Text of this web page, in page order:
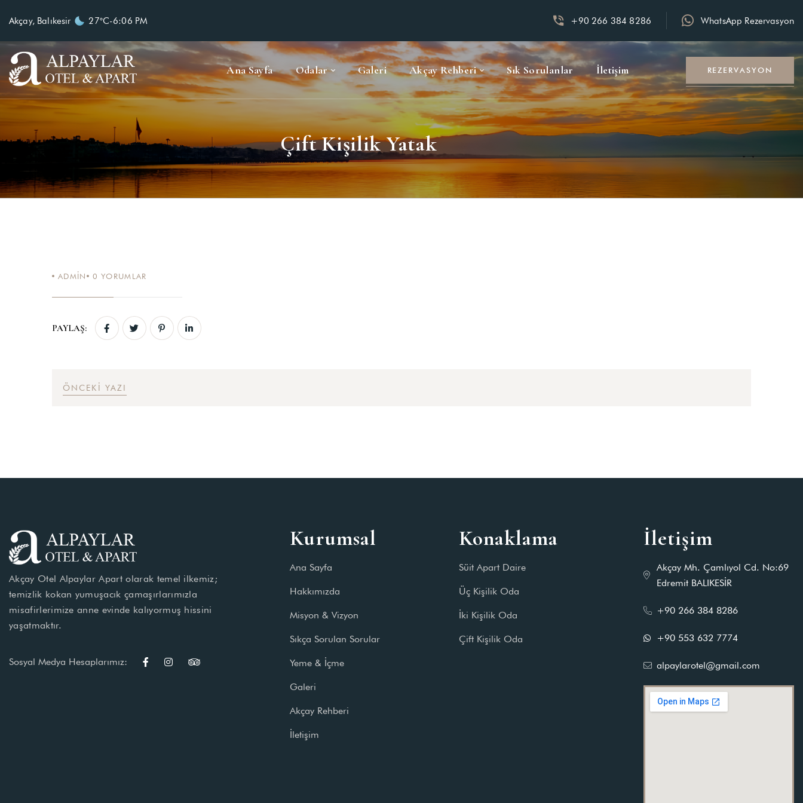
Akçay, Balıkesir 27°C-6:06 PM +90 266 384 8286 WhatsApp Rezervasyon
Ana Sayfa Odalar Galeri Akçay Rehberi Sık Sorulanlar İletişim REZERVASYON
Çift Kişilik Yatak
ADMIN 0 YORUMLAR
PAYLAŞ:
ÖNCEKI YAZI
Akçay Otel Alpaylar Apart olarak temel ilkemiz;
temizlik kokan yumuşacık çamaşırlarımızla
misafirlerimize anne evinde kalıyormuş hissini
yaşatmaktır.
Sosyal Medya Hesaplarımız:
Kurumsal
Ana Sayfa
Hakkımızda
Misyon & Vizyon
Sıkça Sorulan Sorular
Yeme & İçme
Galeri
Akçay Rehberi
İletişim
Konaklama
Süit Apart Daire
Üç Kişilik Oda
İki Kişilik Oda
Çift Kişilik Oda
İletişim
Akçay Mh. Çamlıyol Cd. No:69
Edremit BALIKESİR
+90 266 384 8286
+90 553 632 7774
alpaylarotel@gmail.com